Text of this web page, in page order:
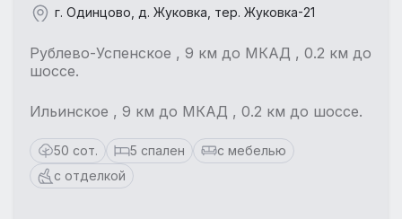
г. Одинцово, д. Жуковка, тер. Жуковка-21
Рублево-Успенское , 9 км до МКАД , 0.2 км до
шоссе.
Ильинское , 9 км до МКАД , 0.2 км до шоссе.
50 сот. 5 спален
с мебелью
с отделкой